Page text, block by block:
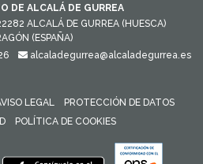
DE ALCALÁ DE GURREA
ALCALÁ DE GURREA (HUESCA)
(ESPAÑA)
alcaladegurrea@alcaladegurrea.es
LEGAL
PROTECCIÓN DE DATOS
POLÍTICA DE COOKIES